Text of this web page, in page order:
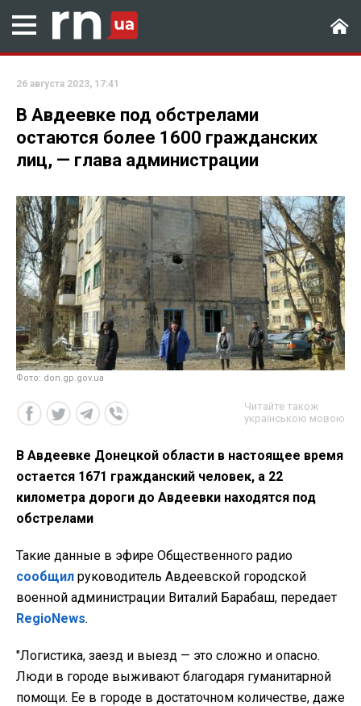
26 августа 2023, 17:41
В Авдеевке под обстрелами
остаются более 1600 гражданских
лиц, — глава администрации
Фото: don.gp.gov.ua
Читайте також
українською мовою
В Авдеевке Донецкой области в настоящее время
остается 1671 гражданский человек, а 22
километра дороги до Авдеевки находятся под
обстрелами
Такие данные в эфире Общественного радио
сообщил руководитель Авдеевской городской
военной администрации Виталий Барабаш, передает
RegioNews.
"Логистика, заезд и выезд — это сложно и опасно.
Люди в городе выживают благодаря гуманитарной
помощи. Ее в городе в достаточном количестве, даже